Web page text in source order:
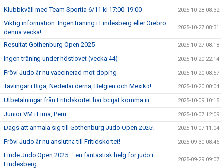
Klubbkväll med Team Sportia 6/11 kl 17:00-19:00 2025-10-28 08:32
Viktig information: Ingen träning i Lindesberg eller Örebro
denna vecka!
2025-10-27 08:31
Resultat Gothenburg Open 2025 2025-10-27 08:18
Ingen träning under höstlovet (vecka 44) 2025-10-20 22:14
Frövi Judo är nu vaccinerad mot doping 2025-10-20 08:57
Tävlingar i Riga, Nederländerna, Belgien och Mexiko! 2025-10-20 00:04
Utbetalningar från Fritidskortet har börjat komma in 2025-10-09 10:15
Junior VM i Lima, Peru 2025-10-07 12:09
Dags att anmäla sig till Gothenburg Judo Open 2025! 2025-10-07 11:04
Frövi Judo är nu anslutna till Fritidskortet! 2025-09-30 08:46
Linde Judo Open 2025 – en fantastisk helg för judo i
Lindesberg
2025-09-29 09:07